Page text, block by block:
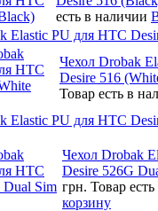
есть в наличии
Elastic PU для HTC
Чехол Drobak
Desire 516
Товар есть в
Elastic PU для HTC
Чехол Drobak
Desire 526G
грн. Товар
корзину